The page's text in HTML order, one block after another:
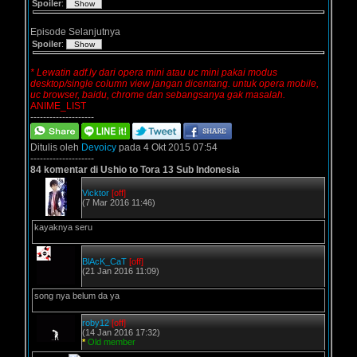
Spoiler:
Episode Selanjutnya
Spoiler:
* Lewatin adf.ly dari opera mini atau uc mini pakai modus
desktop/single column view jangan dicentang. untuk opera mobile,
uc browser, baidu, chrome dan sebangsanya gak masalah.
ANIME_LIST
--------------------
Ditulis oleh Devoicy pada 4 Okt 2015 07:54
--------------------
84 komentar di Ushio to Tora 13 Sub Indonesia
Vicktor [off]
(7 Mar 2016 11:46)
kayaknya seru
BlAcK_CaT [off]
(21 Jan 2016 11:09)
song nya belum da ya
roby12 [off]
(14 Jan 2016 17:32)
* Old member